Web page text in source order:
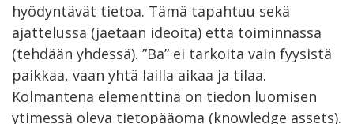
hyödyntävät tietoa. Tämä tapahtuu sekä
ajattelussa (jaetaan ideoita) että toiminnassa
(tehdään yhdessä). ”Ba” ei tarkoita vain fyysistä
paikkaa, vaan yhtä lailla aikaa ja tilaa.
Kolmantena elementtinä on tiedon luomisen
ytimessä oleva tietopääoma (knowledge assets).